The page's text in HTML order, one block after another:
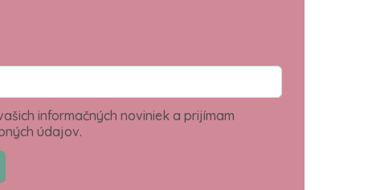
informačných noviniek a prijímam
údajov.